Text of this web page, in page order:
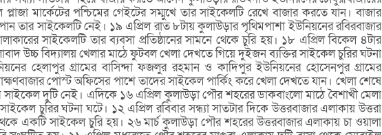
প্লাজা মার্কেটের পশ্চিমের গেইটের সম্মুখে তার সাইকেলটি রেখে বাজার করতে যান। বাজার
তার সাইকেলটি নেই। ১৯ এপ্রিল রাত ৮টায় কুলাউড়ার পৃথিমপাশা ইউনিয়নের রবিরবাজার
সাইকেলটি তার ব্যবসা প্রতিষ্ঠানের সামনে থেকে চুরি হয়। ১৮ এপ্রিল বিকেল ৪টার
উচ্চ বিদ্যালয় খেলার মাঠে ফুটবল খেলা দেখতে গিয়ে দুইজন ব্যক্তির সাইকেল চুরির ঘটনা
হেলাপুর গ্রামের বাসিন্দা ফজলুর রহমান ও কাদিপুর ইউনিয়নের হোসেনপুর গ্রামের
পোস্ট অফিসের পাশে তাদের সাইকেল পার্কিং করে খেলা দেখতে যান। খেলা শেষে
দুটি নেই। এদিকে ১৬ এপ্রিল কুলাউড়া পৌর শহরের ডাকবাংলো মাঠে বৈশাখী মেলা
চুরির ঘটনা ঘটে। ১২ এপ্রিল রবিবার সন্ধ্যা সাতটার দিকে উত্তরবাজার এলাকায় উত্তরা
একটি সাইকেল চুরি হয়। ২৬ মার্চ কুলাউড়া পৌর শহরের উত্তরবাজার এলাকায় চা ওয়ালা